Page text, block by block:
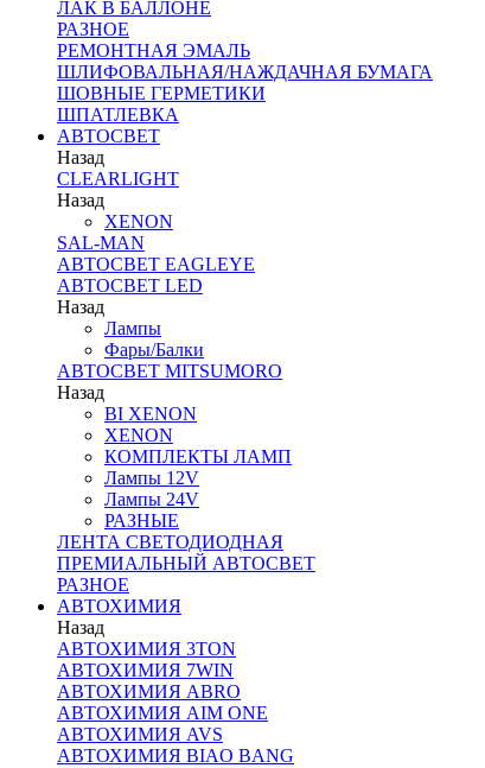
ЛАК В БАЛЛОНЕ
РАЗНОЕ
РЕМОНТНАЯ ЭМАЛЬ
ШЛИФОВАЛЬНАЯ/НАЖДАЧНАЯ БУМАГА
ШОВНЫЕ ГЕРМЕТИКИ
ШПАТЛЕВКА
АВТОСВЕТ
Назад
CLEARLIGHT
Назад
XENON
SAL-MAN
АВТОСВЕТ EAGLEYE
АВТОСВЕТ LED
Назад
Лампы
Фары/Балки
АВТОСВЕТ MITSUMORO
Назад
BI XENON
XENON
КОМПЛЕКТЫ ЛАМП
Лампы 12V
Лампы 24V
РАЗНЫЕ
ЛЕНТА СВЕТОДИОДНАЯ
ПРЕМИАЛЬНЫЙ АВТОСВЕТ
РАЗНОЕ
АВТОХИМИЯ
Назад
АВТОХИМИЯ 3TON
АВТОХИМИЯ 7WIN
АВТОХИМИЯ ABRO
АВТОХИМИЯ AIM ONE
АВТОХИМИЯ AVS
АВТОХИМИЯ BIAO BANG